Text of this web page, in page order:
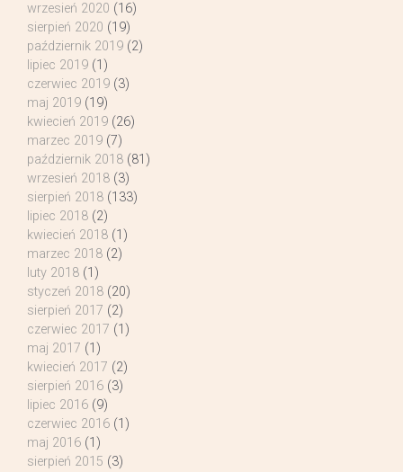
wrzesień 2020 (16)
sierpień 2020 (19)
październik 2019 (2)
lipiec 2019 (1)
czerwiec 2019 (3)
maj 2019 (19)
kwiecień 2019 (26)
marzec 2019 (7)
październik 2018 (81)
wrzesień 2018 (3)
sierpień 2018 (133)
lipiec 2018 (2)
kwiecień 2018 (1)
marzec 2018 (2)
luty 2018 (1)
styczeń 2018 (20)
sierpień 2017 (2)
czerwiec 2017 (1)
maj 2017 (1)
kwiecień 2017 (2)
sierpień 2016 (3)
lipiec 2016 (9)
czerwiec 2016 (1)
maj 2016 (1)
sierpień 2015 (3)